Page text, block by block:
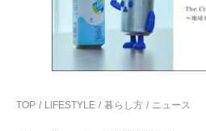
TOP LIFESTYLE 暮らし方 ニュース